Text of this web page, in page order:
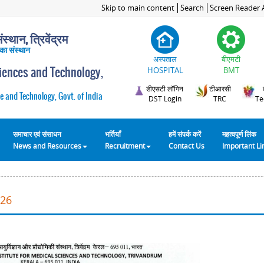
Skip to main content Search Screen Reader
त्रिवेंद्रम
का संस्थान
and Technology,
Technology, Govt. of India
अस्पताल
HOSPITAL
बीएमटी
BMT
डीएसटी लॉगिन
DST Login
टीआरसी
TRC
समाचार एवं संसाधन
News and Resources
भर्तियाँ
Recruitment
हमें संपर्क करें
Contact Us
महत्वपूर्ण लिंक
Important